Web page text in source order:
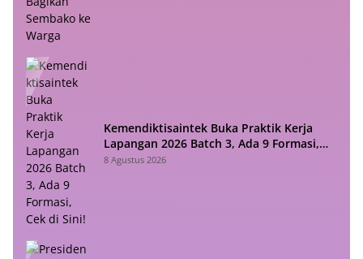
Kemendiktisaintek Buka Praktik Kerja
Lapangan 2026 Batch 3, Ada 9 Formasi,
Cek di Sini!
8 Agustus 2026